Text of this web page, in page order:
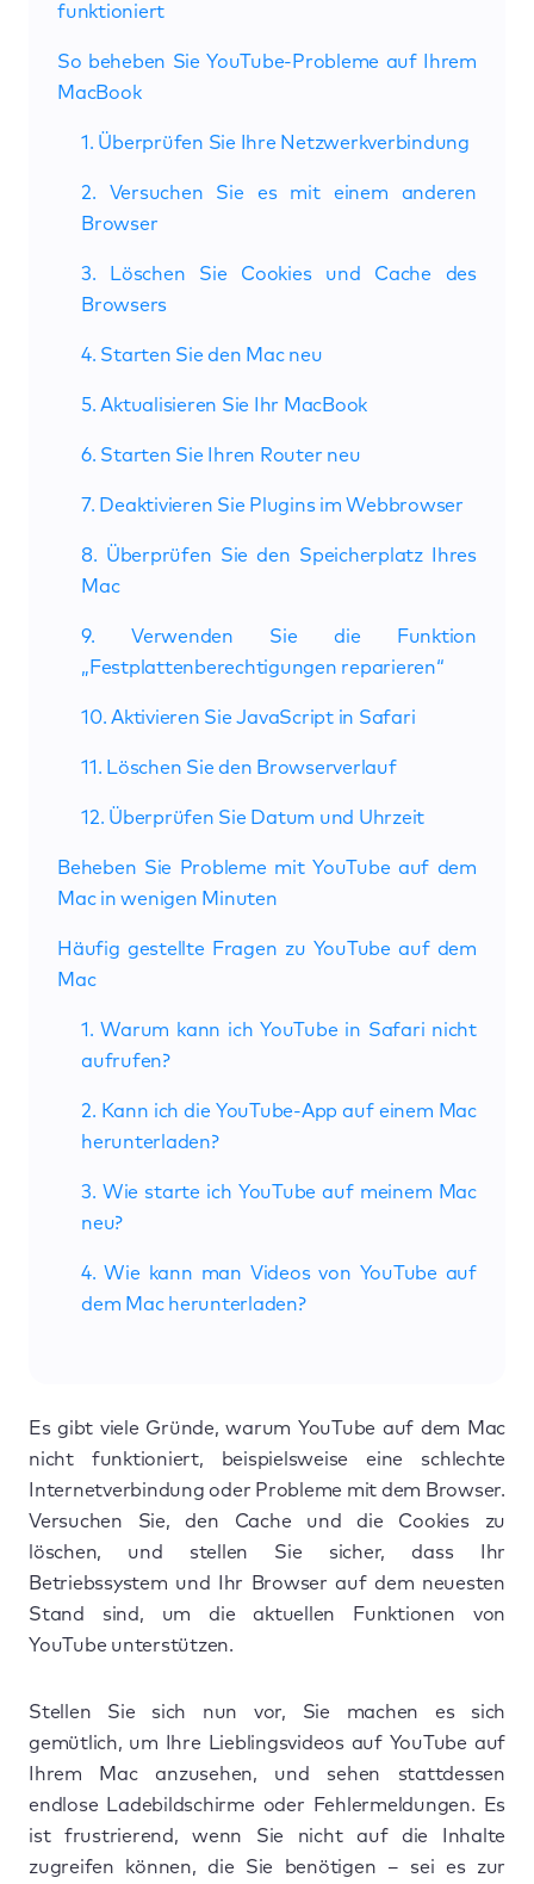
funktioniert
So beheben Sie YouTube-Probleme auf Ihrem
MacBook
1. Überprüfen Sie Ihre Netzwerkverbindung
2. Versuchen Sie es mit einem anderen
Browser
3. Löschen Sie Cookies und Cache des
Browsers
4. Starten Sie den Mac neu
5. Aktualisieren Sie Ihr MacBook
6. Starten Sie Ihren Router neu
7. Deaktivieren Sie Plugins im Webbrowser
8. Überprüfen Sie den Speicherplatz Ihres
Mac
9. Verwenden Sie die Funktion
„Festplattenberechtigungen reparieren“
10. Aktivieren Sie JavaScript in Safari
11. Löschen Sie den Browserverlauf
12. Überprüfen Sie Datum und Uhrzeit
Beheben Sie Probleme mit YouTube auf dem
Mac in wenigen Minuten
Häufig gestellte Fragen zu YouTube auf dem
Mac
1. Warum kann ich YouTube in Safari nicht
aufrufen?
2. Kann ich die YouTube-App auf einem Mac
herunterladen?
3. Wie starte ich YouTube auf meinem Mac
neu?
4. Wie kann man Videos von YouTube auf
dem Mac herunterladen?
Es gibt viele Gründe, warum YouTube auf dem Mac
nicht funktioniert, beispielsweise eine schlechte
Internetverbindung oder Probleme mit dem Browser.
Versuchen Sie, den Cache und die Cookies zu
löschen, und stellen Sie sicher, dass Ihr
Betriebssystem und Ihr Browser auf dem neuesten
Stand sind, um die aktuellen Funktionen von
YouTube unterstützen.
Stellen Sie sich nun vor, Sie machen es sich
gemütlich, um Ihre Lieblingsvideos auf YouTube auf
Ihrem Mac anzusehen, und sehen stattdessen
endlose Ladebildschirme oder Fehlermeldungen. Es
ist frustrierend, wenn Sie nicht auf die Inhalte
zugreifen können, die Sie benötigen – sei es zur